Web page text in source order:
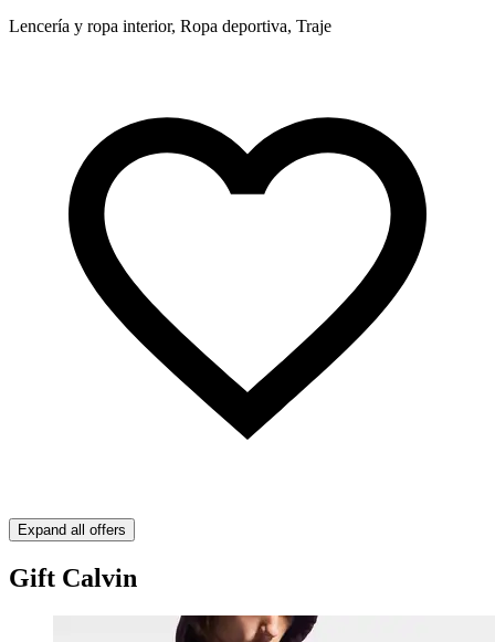
Lencería y ropa interior, Ropa deportiva, Traje
Expand all offers
Gift Calvin